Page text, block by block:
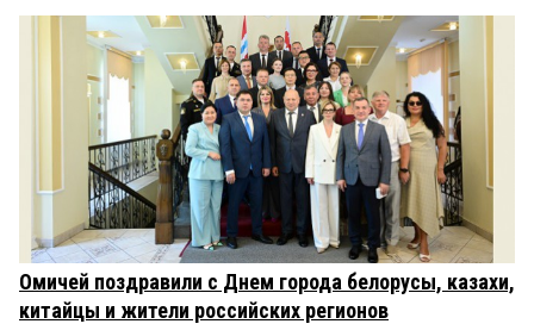
Омичей поздравили с Днем города белорусы, казахи,
китайцы и жители российских регионов